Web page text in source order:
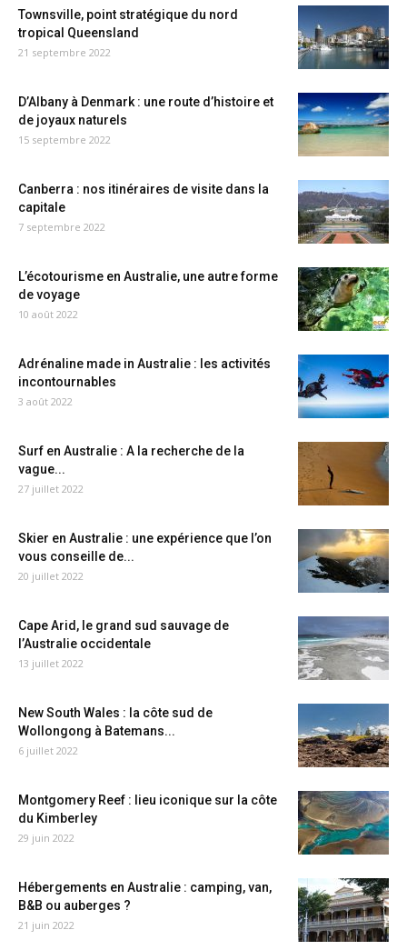
Townsville, point stratégique du nord
tropical Queensland
21 septembre 2022
D’Albany à Denmark : une route d’histoire et
de joyaux naturels
15 septembre 2022
Canberra : nos itinéraires de visite dans la
capitale
7 septembre 2022
L’écotourisme en Australie, une autre forme
de voyage
10 août 2022
Adrénaline made in Australie : les activités
incontournables
3 août 2022
Surf en Australie : A la recherche de la
vague...
27 juillet 2022
Skier en Australie : une expérience que l’on
vous conseille de...
20 juillet 2022
Cape Arid, le grand sud sauvage de
l’Australie occidentale
13 juillet 2022
New South Wales : la côte sud de
Wollongong à Batemans...
6 juillet 2022
Montgomery Reef : lieu iconique sur la côte
du Kimberley
29 juin 2022
Hébergements en Australie : camping, van,
B&B ou auberges ?
21 juin 2022